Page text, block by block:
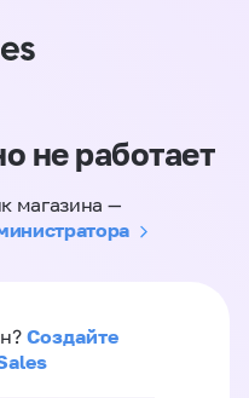
не работает
магазина —
Создайте